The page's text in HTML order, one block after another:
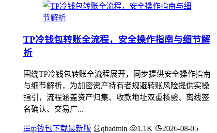
TP冷钱包转账全流程，安全操作指南与细节解
析
围绕TP冷钱包转账全流程展开，同步提供安全操作指南
与细节解析，为加密资产持有者规避转账风险提供实操
指引，流程涵盖资产归集、收款地址双重核验、离线签
名确认、交易广...
tp钱包下载最新版 qbadmin 1.1K 2026-08-05